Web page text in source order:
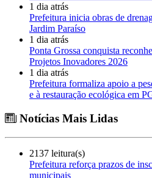
1 dia atrás
Prefeitura inicia obras de
Jardim Paraíso
1 dia atrás
Ponta Grossa conquista
Projetos Inovadores 2026
1 dia atrás
Prefeitura formaliza apoio a
e à restauração ecológica em
Notícias Mais Lidas
2137 leitura(s)
Prefeitura reforça prazos de
municipais